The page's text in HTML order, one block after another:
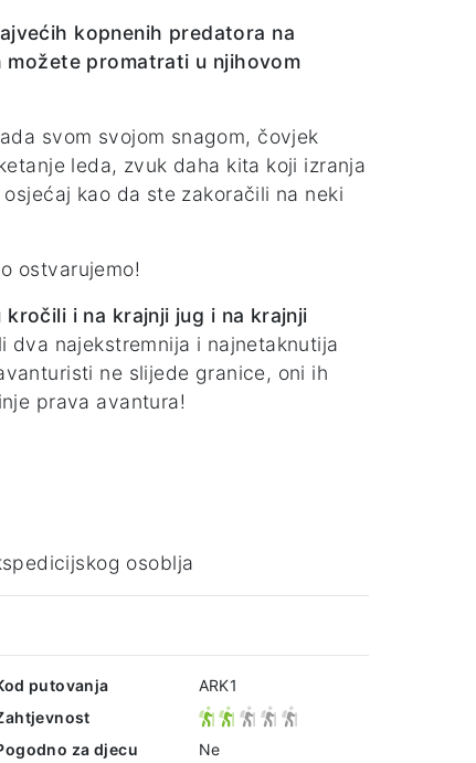
kopnenih predatora na
promatrati u njihovom
svom svojom snagom, čovjek
leda, zvuk daha kita koji izranja
kao da ste zakoračili na neki
ostvarujemo!
i na krajnji jug i na krajnji
dva najekstremnija i najnetaknutija
ne slijede granice, oni ih
prava avantura!
osoblja
putovanja
ARK1
za djecu
Ne